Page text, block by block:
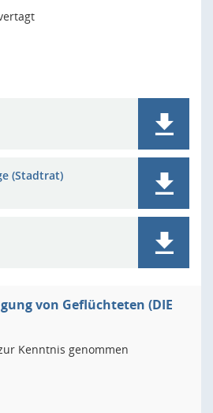
(Stadtrat)
von Geflüchteten (DIE
Kenntnis genommen